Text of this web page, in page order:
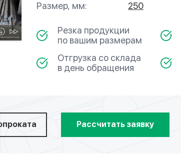
Размер, мм:
250
Резка продукции
по вашим размерам
Отгрузка со склада
в день обращения
Рассчитать заявку